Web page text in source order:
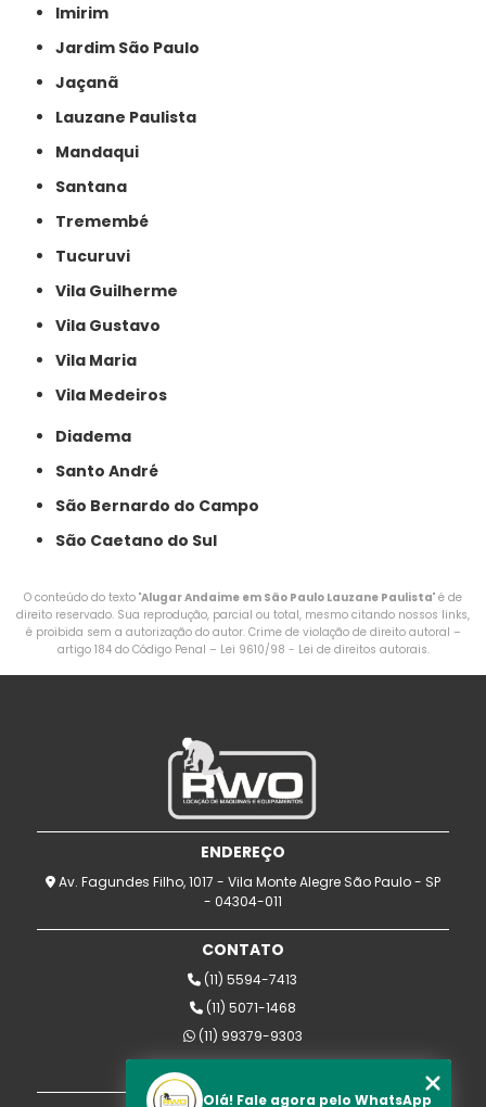
Imirim
Jardim São Paulo
Jaçanã
Lauzane Paulista
Mandaqui
Santana
Tremembé
Tucuruvi
Vila Guilherme
Vila Gustavo
Vila Maria
Vila Medeiros
Diadema
Santo André
São Bernardo do Campo
São Caetano do Sul
O conteúdo do texto "Alugar Andaime em São Paulo Lauzane Paulista" é de
direito reservado. Sua reprodução, parcial ou total, mesmo citando nossos links,
é proibida sem a autorização do autor. Crime de violação de direito autoral –
artigo 184 do Código Penal – Lei 9610/98 - Lei de direitos autorais.
ENDEREÇO
Av. Fagundes Filho, 1017 - Vila Monte Alegre São Paulo - SP
- 04304-011
CONTATO
(11) 5594-7413
(11) 5071-1468
(11) 99379-9303
rwomaquinas@uol.com.br
Olá! Fale agora pelo WhatsApp